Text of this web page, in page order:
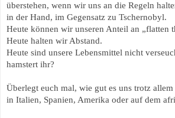
überstehen, wenn wir uns an die Regeln
in der Hand, im Gegensatz zu Tschernobyl.
Heute können wir unseren Anteil an „flatten
Heute halten wir Abstand.
Heute sind unsere Lebensmittel nicht
hamstert ihr?
Überlegt euch mal, wie gut es uns trotz
in Italien, Spanien, Amerika oder auf dem